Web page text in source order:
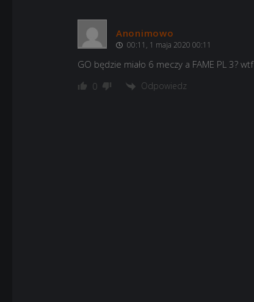
Anonimowo
00:11, 1 maja 2020 00:11
GO będzie miało 6 meczy a FAME PL 3? wtf
0 Odpowiedz